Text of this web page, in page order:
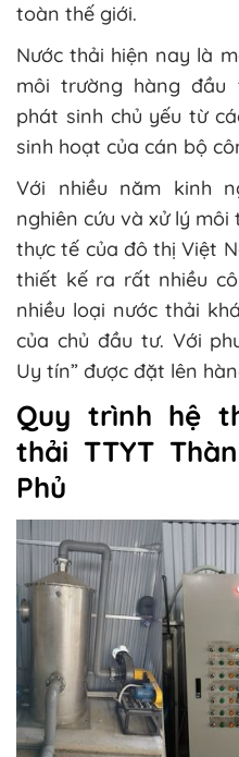
toàn thế giới.
Nước thải hiện nay là
môi trường hàng đầu
phát sinh chủ yếu từ
sinh hoạt của cán bộ
Với nhiều năm kinh
nghiên cứu và xử lý
thực tế của đô thị Việt
thiết kế ra rất nhiều
nhiều loại nước thải
của chủ đầu tư. Với
Uy tín” được đặt lên
Quy trình hệ
thải TTYT
Phủ